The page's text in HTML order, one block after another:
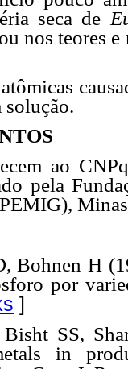
seca de
nos teores
solução.
ao
pela
Bohnen H
por
]
SS,
in